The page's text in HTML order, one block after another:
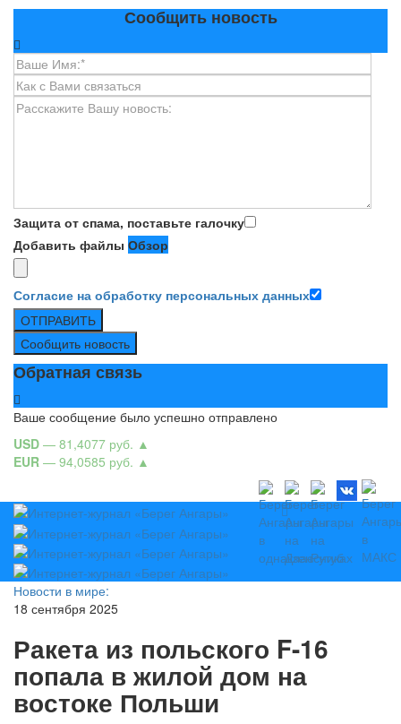
Сообщить новость
Защита от спама, поставьте галочку
Добавить файлы Обзор
Согласие на обработку персональных данных
ОТПРАВИТЬ
Сообщить новость
Обратная связь
Ваше сообщение было успешно отправлено
USD — 81,4077 руб. ▲
EUR — 94,0585 руб. ▲
Новости в мире:
18 сентября 2025
Ракета из польского F-16
попала в жилой дом на
востоке Польши